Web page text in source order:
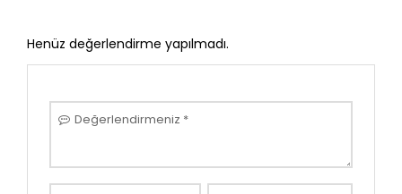
Henüz değerlendirme yapılmadı.
Değerlendirmeniz *